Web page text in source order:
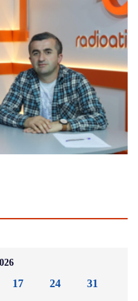
17 24 31